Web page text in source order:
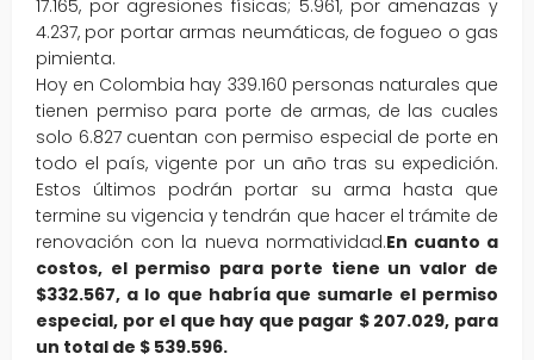
17.165, por agresiones físicas; 5.961, por amenazas y
4.237, por portar armas neumáticas, de fogueo o gas
pimienta.
Hoy en Colombia hay 339.160 personas naturales que
tienen permiso para porte de armas, de las cuales
solo 6.827 cuentan con permiso especial de porte en
todo el país, vigente por un año tras su expedición.
Estos últimos podrán portar su arma hasta que
termine su vigencia y tendrán que hacer el trámite de
renovación con la nueva normatividad.En cuanto a
costos, el permiso para porte tiene un valor de
$332.567, a lo que habría que sumarle el permiso
especial, por el que hay que pagar $ 207.029, para
un total de $ 539.596.